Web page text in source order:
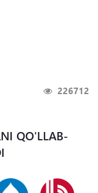
226712
QO'LLAB-